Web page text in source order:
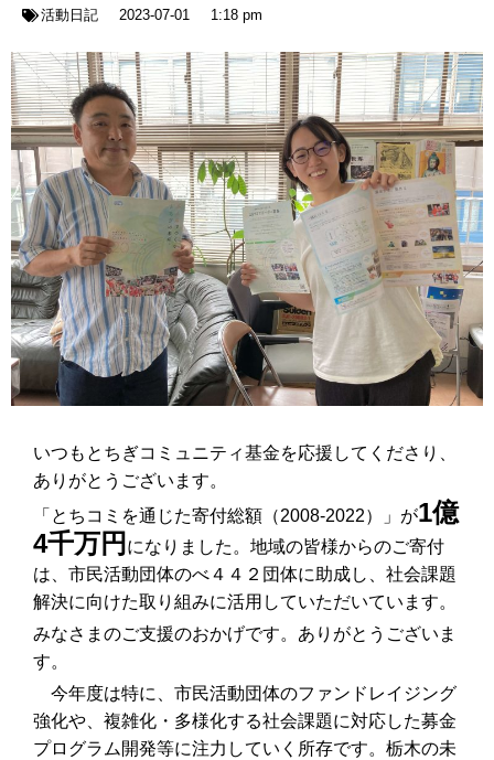
活動日記 2023-07-01 1:18 pm
いつもとちぎコミュニティ基金を応援してくださり、
ありがとうございます。
「とちコミを通じた寄付総額（2008-2022）」が1億
4千万円 になりました。地域の皆様からのご寄付
は、市民活動団体のべ４４２団体に助成し、社会課題
解決に向けた取り組みに活用していただいています。
みなさまのご支援のおかげです。ありがとうございま
す。
今年度は特に、市民活動団体のファンドレイジング
強化や、複雑化・多様化する社会課題に対応した募金
プログラム開発等に注力していく所存です。栃木の未